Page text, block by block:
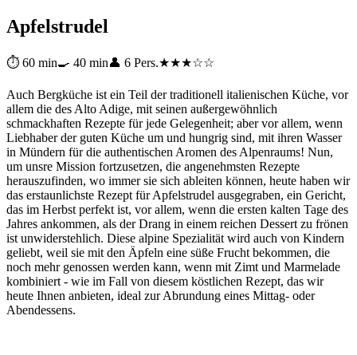
Apfelstrudel
⏱ 60 min🍳 40 min👤 6 Pers.★★★☆☆
Auch Bergküche ist ein Teil der traditionell italienischen Küche, vor
allem die des Alto Adige, mit seinen außergewöhnlich
schmackhaften Rezepte für jede Gelegenheit; aber vor allem, wenn
Liebhaber der guten Küche um und hungrig sind, mit ihren Wasser
in Mündern für die authentischen Aromen des Alpenraums! Nun,
um unsre Mission fortzusetzen, die angenehmsten Rezepte
herauszufinden, wo immer sie sich ableiten können, heute haben wir
das erstaunlichste Rezept für Apfelstrudel ausgegraben, ein Gericht,
das im Herbst perfekt ist, vor allem, wenn die ersten kalten Tage des
Jahres ankommen, als der Drang in einem reichen Dessert zu frönen
ist unwiderstehlich. Diese alpine Spezialität wird auch von Kindern
geliebt, weil sie mit den Äpfeln eine süße Frucht bekommen, die
noch mehr genossen werden kann, wenn mit Zimt und Marmelade
kombiniert - wie im Fall von diesem köstlichen Rezept, das wir
heute Ihnen anbieten, ideal zur Abrundung eines Mittag- oder
Abendessens.